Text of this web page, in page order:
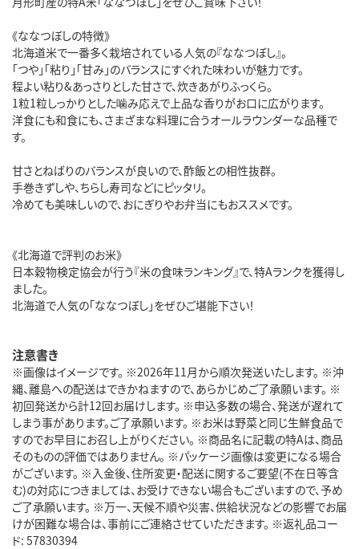
《ななつぼしの特徴》
北海道米で一番多く栽培されている人気の『ななつぼし』。
「つや」「粘り」「甘み」のバランスにすぐれた味わいが魅力です。
程よい粘り&あっさりとした甘さで、炊きあがりふっくら。
1粒1粒しっかりとした噛み応えで上品な香りがお口に広がります。
洋食にも和食にも、さまざまな料理に合うオールラウンダーな品種で
す。
甘さとねばりのバランスが良いので、酢飯との相性抜群。
手巻きずしや、ちらし寿司などにピッタリ。
冷めても美味しいので、おにぎりやお弁当にもおススメです。
《北海道で評判のお米》
日本穀物検定協会が行う『米の食味ランキング』で、特Aランクを獲得し
ました。
北海道で人気の「ななつぼし」をぜひご堪能下さい！
注意書き
※画像はイメージです。 ※2026年11月から順次発送いたします。 ※沖
縄、離島への配送はできかねますので、あらかじめご了承願います。 ※
初回発送から計12回お届けします。 ※申込多数の場合、発送が遅れて
しまう事があります。ご了承願います。 ※お米は野菜と同じ生鮮食品で
すのでお早目にお召し上がりください。 ※商品名に記載の特Aは、商品
そのものの評価ではありません。 ※パッケージ画像は変更になる場合
がございます。 ※入金後、住所変更・配送に関するご要望(不在日等含
む)の対応につきましては、お受けできない場合もございますので、予め
ご了承願います。 ※万一、天候不順や災害、供給状況などの影響でお届
けが困難な場合は、事前にご連絡させていただきます。 ※返礼品コー
ド: 57830394